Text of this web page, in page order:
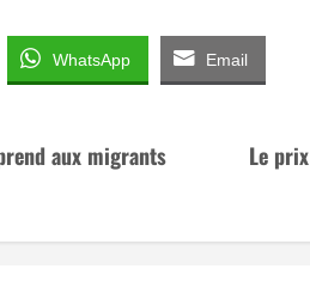
WhatsApp Email
aux migrants
Le